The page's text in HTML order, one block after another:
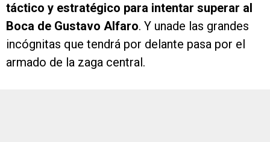
táctico y estratégico para intentar superar al
Boca de Gustavo Alfaro. Y unade las grandes
incógnitas que tendrá por delante pasa por el
armado de la zaga central.